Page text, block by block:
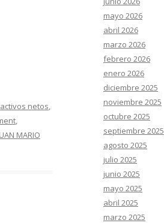
activos netos,
,
MARIO
mayo 2026
abril 2026
marzo 2026
febrero 2026
enero 2026
diciembre 2025
noviembre 2025
octubre 2025
septiembre 2025
agosto 2025
julio 2025
junio 2025
mayo 2025
abril 2025
marzo 2025